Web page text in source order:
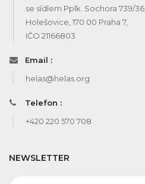
se sídlem Pplk. Sochora 739/36,
Holešovice, 170 00 Praha 7,
IČO 21166803
Email :
helas@helas.org
Telefon :
+420 220 570 708
NEWSLETTER